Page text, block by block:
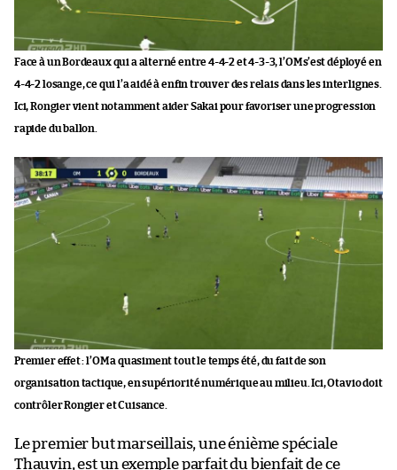
Face à un Bordeaux qui a alterné entre 4-4-2 et 4-3-3, l’OM s’est déployé en
4-4-2 losange, ce qui l’a aidé à enfin trouver des relais dans les interlignes.
Ici, Rongier vient notamment aider Sakai pour favoriser une progression
rapide du ballon.
Premier effet : l’OM a quasiment tout le temps été, du fait de son
organisation tactique, en supériorité numérique au milieu. Ici, Otavio doit
contrôler Rongier et Cuisance.
Le premier but marseillais, une énième spéciale
Thauvin, est un exemple parfait du bienfait de ce